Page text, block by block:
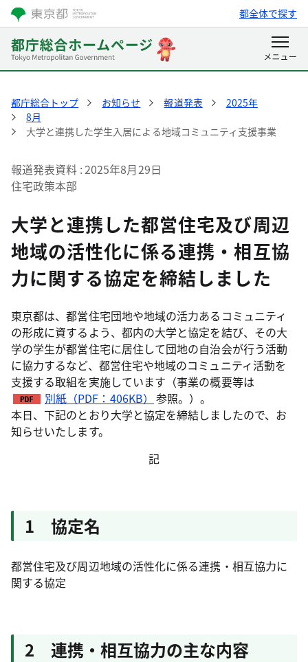
都全体で探す
都庁総合トップ お知らせ 報道発表
2025年
8月
大学と連携した学生入居による地域コミュニティ支援事業
報道発表資料 2025年8月29日
住宅政策本部
大学と連携した都営住宅及び周辺
地域の活性化に係る連携・相互協
力に関する協定を締結しました
東京都は、都営住宅団地や地域の活力あるコミュニティ
の形成に資するよう、都内の大学と協定を結び、その大
学の学生が都営住宅に居住して団地の自治会が行う活動
に協力するなど、都営住宅や地域のコミュニティ活動を
支援する取組を実施しています（事業の概要等は
別紙（PDF：406KB） 参照。）。
本日、下記のとおり大学と協定を締結しましたので、お
知らせいたします。
記
1 協定名
都営住宅及び周辺地域の活性化に係る連携・相互協力に
関する協定
2 連携・相互協力の主な内容